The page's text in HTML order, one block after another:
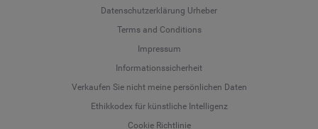
Datenschutzerklärung Urheber
Terms and Conditions
Impressum
Informationssicherheit
Verkaufen Sie nicht meine persönlichen Daten
Ethikkodex für künstliche Intelligenz
Cookie Richtlinie
Deutsch
English